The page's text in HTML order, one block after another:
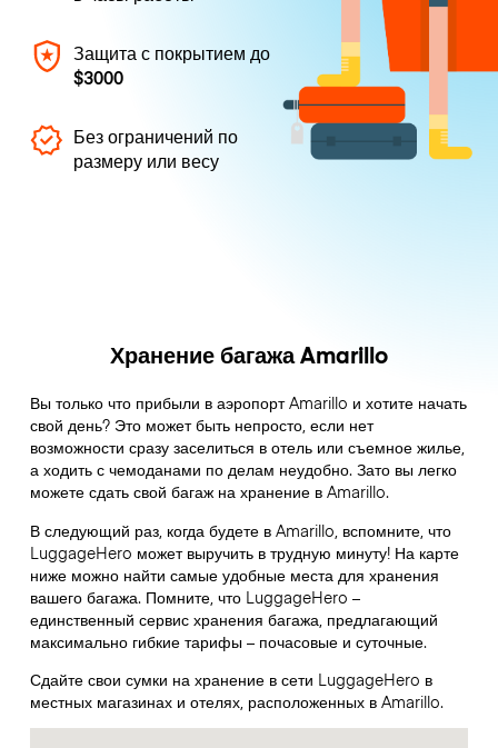
Защита с покрытием до
$3000
Без ограничений по
размеру или весу
Хранение багажа Amarillo
Вы только что прибыли в аэропорт Amarillo и хотите начать
свой день? Это может быть непросто, если нет
возможности сразу заселиться в отель или съемное жилье,
а ходить с чемоданами по делам неудобно. Зато вы легко
можете сдать свой багаж на хранение в Amarillo.
В следующий раз, когда будете в Amarillo, вспомните, что
LuggageHero может выручить в трудную минуту! На карте
ниже можно найти самые удобные места для хранения
вашего багажа. Помните, что LuggageHero –
единственный сервис хранения багажа, предлагающий
максимально гибкие тарифы – почасовые и суточные.
Сдайте свои сумки на хранение в сети LuggageHero в
местных магазинах и отелях, расположенных в Amarillo.